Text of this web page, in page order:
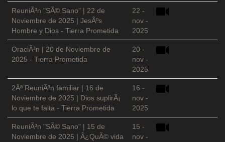
ReuniÃ³n "SÃ© Sano" | 22 de
Noviembre de 2025 | JesÃºs
Hombre y Dios - Tierra Prometida
22 -
nov -
2025
OraciÃ³n | 20 de Noviembre de
2025 - Tierra Prometida
20 -
nov -
2025
2Âª ReuniÃ³n familiar | 16 de
Noviembre de 2025 | Dios suplirÃ¡
lo que te falta - Tierra Prometida
16 -
nov -
2025
ReuniÃ³n "SÃ© Sano" | 15 de
Noviembre de 2025 | Â¿QuÃ© vida
15 -
nov -